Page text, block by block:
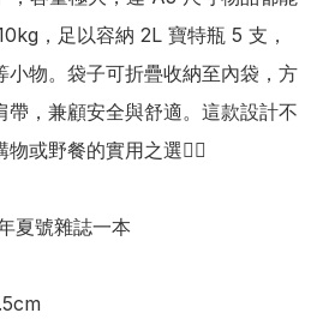
，足以容納 2L 寶特瓶 5 支，
小物。袋子可折疊收納至內袋，方
帶，兼顧安全與舒適。這款設計不
或野餐的實用之選👍🏻
夏號雜誌一本